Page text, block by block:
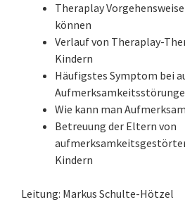
Theraplay
können
Verlauf von Theraplay-
Kindern
Häufigstes Symptom bei
Wie kann man
Betreuung der Eltern von
Kindern
Leitung: Markus Schulte-Hötzel